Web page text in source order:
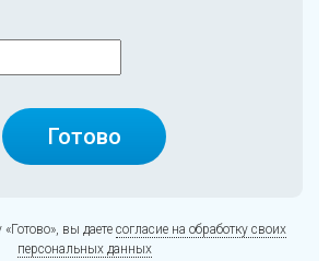
вы даете согласие на обработку своих
персональных данных